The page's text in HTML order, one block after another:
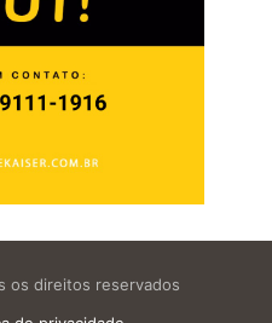
os direitos reservados